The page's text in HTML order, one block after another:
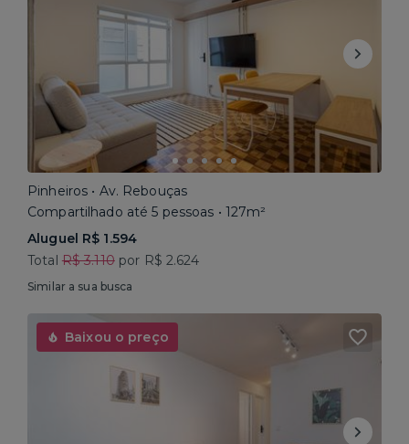
Pinheiros • Av. Rebouças
Compartilhado até 5 pessoas • 127m²
Aluguel R$ 1.594
Total R$ 3.110por R$ 2.624
Similar a sua busca
Baixou o preço